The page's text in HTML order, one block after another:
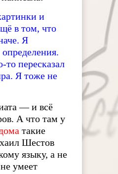
и
в том, что
Я
пересказал
Я тоже не
— и всё
А что там у
такие
Шестов
языку, а не
умеет